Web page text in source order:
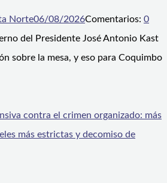
Norte06/08/2026Comentarios: 0
del Presidente José Antonio Kast
sobre la mesa, y eso para Coquimbo